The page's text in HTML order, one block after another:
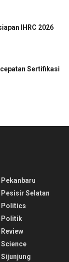
IHRC 2026
Sertifikasi
Pekanbaru
Pesisir Selatan
Politics
Politik
Review
Science
Sijunjung